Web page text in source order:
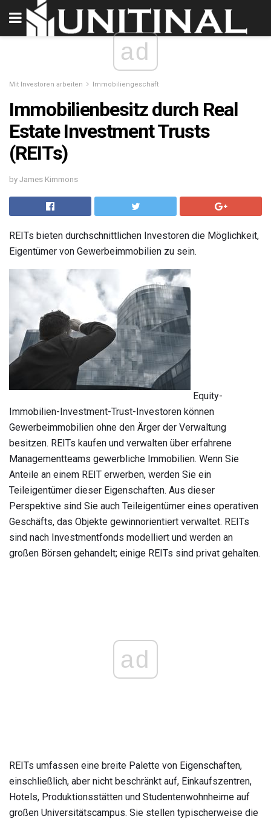
ad
Mit Investoren arbeiten Immobiliengeschäft
Immobilienbesitz durch Real
Estate Investment Trusts
(REITs)
by James Kimmons
REITs bieten durchschnittlichen Investoren die Möglichkeit,
Eigentümer von Gewerbeimmobilien zu sein.
Equity-
Immobilien-Investment-Trust-Investoren können
Gewerbeimmobilien ohne den Ärger der Verwaltung
besitzen. REITs kaufen und verwalten über erfahrene
Managementteams gewerbliche Immobilien. Wenn Sie
Anteile an einem REIT erwerben, werden Sie ein
Teileigentümer dieser Eigenschaften. Aus dieser
Perspektive sind Sie auch Teileigentümer eines operativen
Geschäfts, das Objekte gewinnorientiert verwaltet. REITs
sind nach Investmentfonds modelliert und werden an
großen Börsen gehandelt; einige REITs sind privat gehalten.
ad
REITs umfassen eine breite Palette von Eigenschaften,
einschließlich, aber nicht beschränkt auf, Einkaufszentren,
Hotels, Produktionsstätten und Studentenwohnheime auf
großen Universitätscampus. Sie stellen typischerweise die